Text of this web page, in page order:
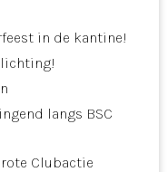
in de kantine!
langs BSC
Clubactie